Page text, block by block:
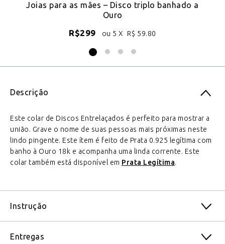
Joias para as mães – Disco triplo banhado a
Ouro
R$299 ou 5 X R$ 59.80
Descrição
Este colar de Discos Entrelaçados é perfeito para mostrar a
união. Grave o nome de suas pessoas mais próximas neste
lindo pingente. Este ítem é feito de Prata 0.925 legítima com
banho à Ouro 18k e acompanha uma linda corrente. Este
colar também está disponível em Prata Legítima.
Instrução
Entregas